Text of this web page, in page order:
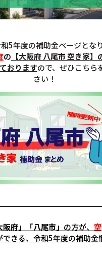
5年度の補助金ページとなり
の 【大阪府 八尾市 空き家】
おりますので、ぜひこちら
さい！
阪府」「八尾市」 の方が、
できる、令和5年度の補助金